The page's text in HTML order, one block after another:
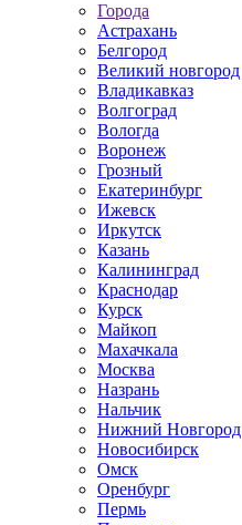
Города
Астрахань
Белгород
Великий новгород
Владикавказ
Волгоград
Вологда
Воронеж
Грозный
Екатеринбург
Ижевск
Иркутск
Казань
Калининград
Краснодар
Курск
Майкоп
Махачкала
Москва
Назрань
Нальчик
Нижний Новгород
Новосибирск
Омск
Оренбург
Пермь